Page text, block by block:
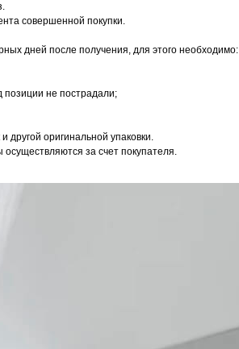
совершенной покупки.
дней после получения, для этого необходимо:
позиции не пострадали;
оригинальной упаковки.
за счет покупателя.